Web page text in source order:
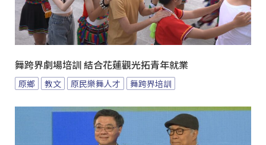
舞跨界劇場培訓 結合花蓮觀光拓青年就業
原鄉 教文 原民樂舞人才 舞跨界培訓